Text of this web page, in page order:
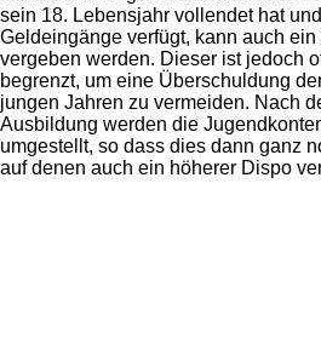
sein 18. Lebensjahr vollendet hat
Geldeingänge verfügt, kann auch
vergeben werden. Dieser ist jedoch
begrenzt, um eine Überschuldung
jungen Jahren zu vermeiden. Nach
Ausbildung werden die
umgestellt, so dass dies dann ganz
auf denen auch ein höherer Dispo